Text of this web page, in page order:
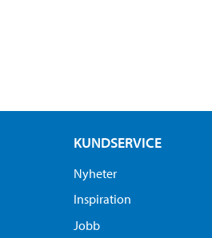
KUNDSERVICE
Nyheter
Inspiration
Jobb